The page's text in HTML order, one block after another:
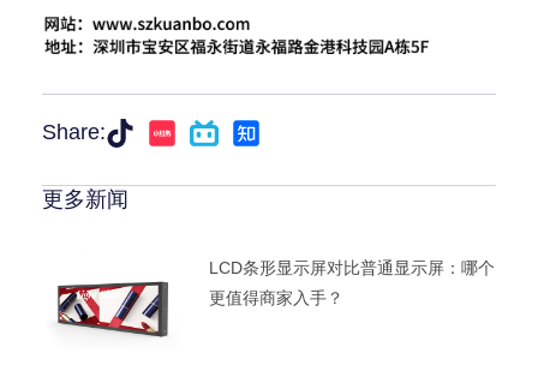
Share:
更多新闻
LCD条形显示屏对比普通显示屏：哪个
更值得商家入手？